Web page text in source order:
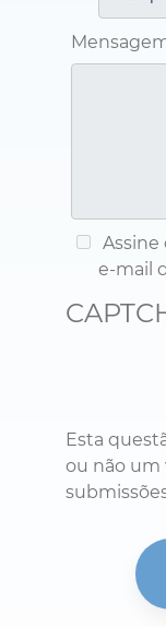
Mensagem:
e-mail
ou não um
Ao enviar este